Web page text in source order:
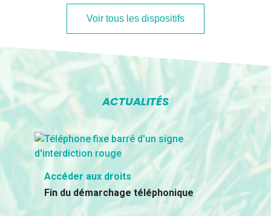
Voir tous les dispositifs
ACTUALITÉS
Accéder aux droits
Fin du démarchage téléphonique